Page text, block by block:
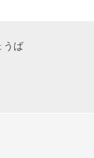
うば